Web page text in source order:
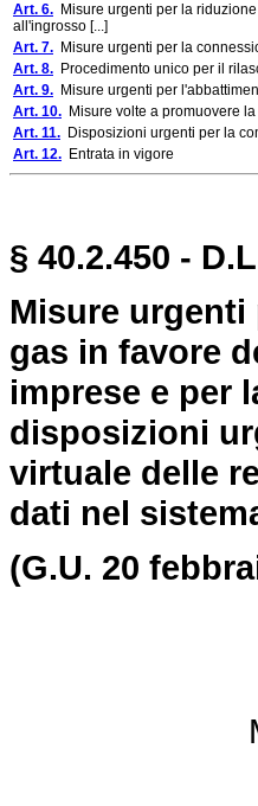
Art. 6. Misure urgenti per la
all'ingrosso [...]
Art. 7. Misure urgenti per la
Art. 8. Procedimento unico per il
Art. 9. Misure urgenti per
Art. 10. Misure volte a promuovere
Art. 11. Disposizioni urgenti per la
Art. 12. Entrata in vigore
§ 40.2.450 -
Misure
gas in favore
imprese e per
disposizioni
virtuale delle
dati nel
(G.U. 20